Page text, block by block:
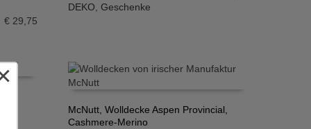
€29,75
IN DEN WARENKORB
DEKO ,Geschenke
McNutt, Wolldecke Aspen Provincial,
Cashmere-Merino